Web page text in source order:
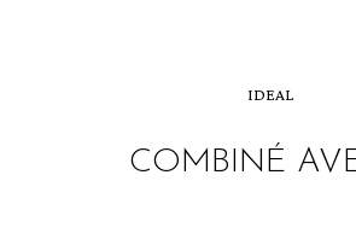
IDEAL
COMBINÉ